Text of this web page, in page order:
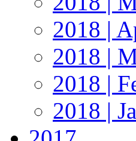
2018 |
2018 |
2018 |
2018 |